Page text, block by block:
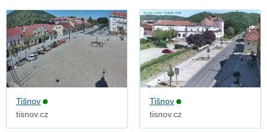
Tišnov
tisnov.cz
Tišnov
tisnov.cz